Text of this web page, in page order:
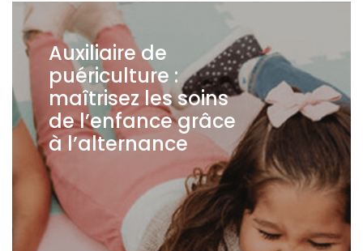
Auxiliaire de
puériculture :
maîtrisez les soins
de l’enfance grâce
à l’alternance